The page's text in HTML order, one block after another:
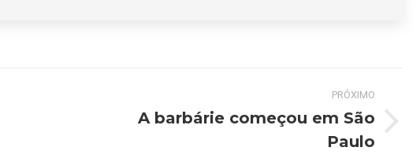
PRÓXIMO
A barbárie começou em São
Paulo